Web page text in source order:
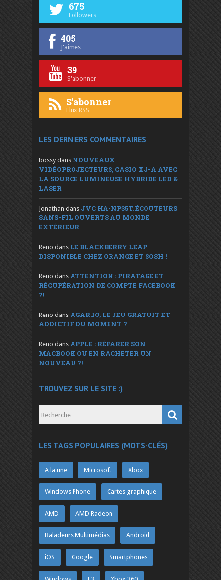
675
Followers
405
J'aimes
39
S'abonner
S'abonner
Flux RSS
LES DERNIERS COMMENTAIRES
bossy dans NOUVEAUX
VIDÉOPROJECTEURS, CASIO XJ-A AVEC
LA SOURCE LUMINEUSE HYBRIDE LED &
LASER
Jonathan dans JVC HA-NP35T, ÉCOUTEURS
SANS-FIL OUVERTS AU MONDE
EXTÉRIEUR
Reno dans LE BLACKBERRY LEAP
DISPONIBLE CHEZ ORANGE ET SOSH !
Reno dans ATTENTION : PIRATAGE ET
RÉCUPÉRATION DE COMPTE FACEBOOK
?!
Reno dans AGAR.IO, LE JEU GRATUIT ET
ADDICTIF DU MOMENT ?
Reno dans APPLE : RÉPARER SON
MACBOOK OU EN RACHETER UN
NOUVEAU ?!
TROUVEZ SUR LE SITE :)
LES TAGS POPULAIRES (MOTS-CLÉS)
A la une Microsoft Xbox
Windows Phone Cartes graphique
AMD AMD Radeon
Baladeurs Multimédias Android
iOS Google Smartphones